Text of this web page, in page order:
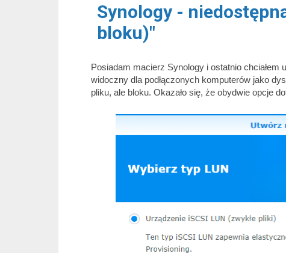
Synology -
bloku)"
Posiadam macierz Synology i ostatnio chciałem
widoczny dla podłączonych komputerów jako
pliku, ale bloku. Okazało się, że obydwie opcje